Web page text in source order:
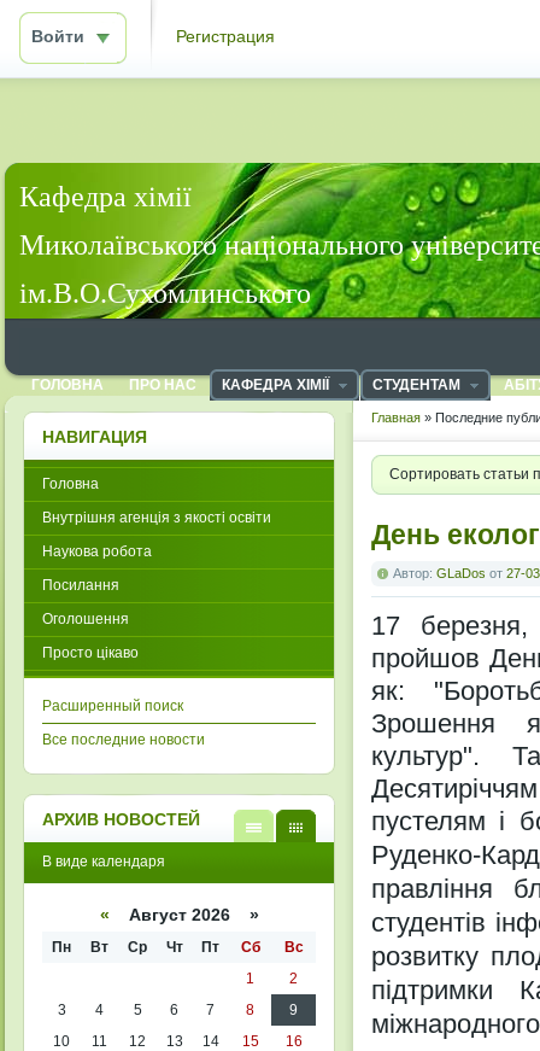
Войти Регистрация
Кафедра хімії
Миколаївського національного
ім.В.О.Сухомлинського
ГОЛОВНА ПРО НАС КАФЕДРА ХІМІЇ СТУДЕНТАМ
Главная » Последние
Сортировать статьи
День
Автор: GLaDos от 27-
17 березня,
пройшов
як:
Зрошення
культур".
пустелям i
Руденко-
правлiння
студентiв
розвитку
пiдтримки
НАВИГАЦИЯ
Головна
Внутрішня агенція з якості освіти
Наукова робота
Посилання
Оголошення
Просто цікаво
Расширенный поиск
Все последние новости
АРХИВ НОВОСТЕЙ
кален
списк
В виде календаря
« Август 2026 »
Пн Вт Ср Чт Пт Сб
Вс
1
2
3
4 5 6 7 8
9
10
11 12 13 14 15
16